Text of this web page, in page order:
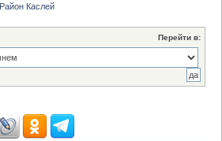
Район Каслей
Перейти в: